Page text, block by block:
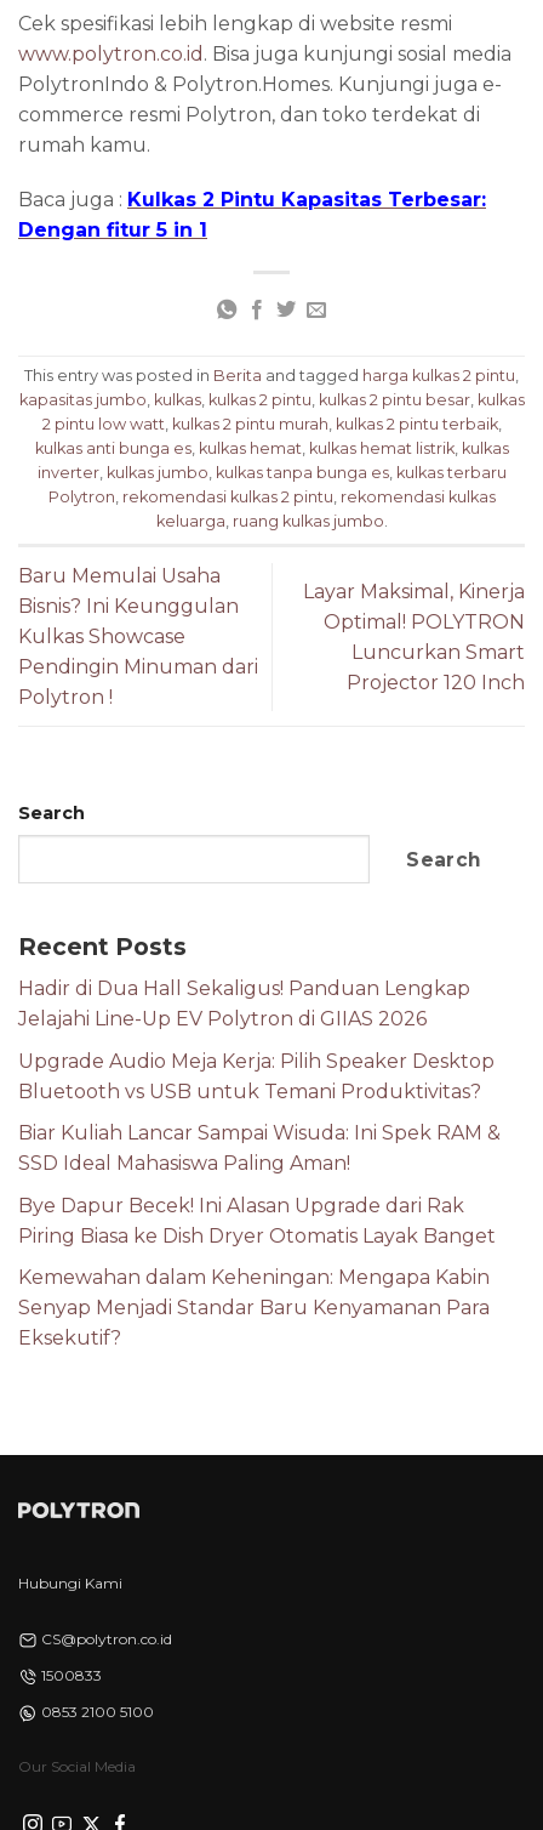
Cek spesifikasi lebih lengkap di website resmi
www.polytron.co.id . Bisa juga kunjungi sosial media
PolytronIndo & Polytron.Homes. Kunjungi juga e-
commerce resmi Polytron, dan toko terdekat di
rumah kamu.
Baca juga : Kulkas 2 Pintu Kapasitas Terbesar:
Dengan fitur 5 in 1
This entry was posted in Berita and tagged harga kulkas 2 pintu,
kapasitas jumbo, kulkas, kulkas 2 pintu, kulkas 2 pintu besar, kulkas
2 pintu low watt, kulkas 2 pintu murah, kulkas 2 pintu terbaik,
kulkas anti bunga es, kulkas hemat, kulkas hemat listrik, kulkas
inverter, kulkas jumbo, kulkas tanpa bunga es, kulkas terbaru
Polytron, rekomendasi kulkas 2 pintu, rekomendasi kulkas
keluarga, ruang kulkas jumbo.
Baru Memulai Usaha
Bisnis? Ini Keunggulan
Kulkas Showcase
Pendingin Minuman dari
Polytron !
Layar Maksimal, Kinerja
Optimal! POLYTRON
Luncurkan Smart
Projector 120 Inch
Search
Search
Recent Posts
Hadir di Dua Hall Sekaligus! Panduan Lengkap
Jelajahi Line-Up EV Polytron di GIIAS 2026
Upgrade Audio Meja Kerja: Pilih Speaker Desktop
Bluetooth vs USB untuk Temani Produktivitas?
Biar Kuliah Lancar Sampai Wisuda: Ini Spek RAM &
SSD Ideal Mahasiswa Paling Aman!
Bye Dapur Becek! Ini Alasan Upgrade dari Rak
Piring Biasa ke Dish Dryer Otomatis Layak Banget
Kemewahan dalam Keheningan: Mengapa Kabin
Senyap Menjadi Standar Baru Kenyamanan Para
Eksekutif?
Hubungi Kami
CS@polytron.co.id
1500833
0853 2100 5100
Our Social Media